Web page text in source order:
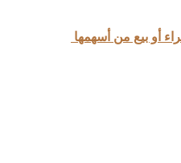
أو بيع من أسهمها